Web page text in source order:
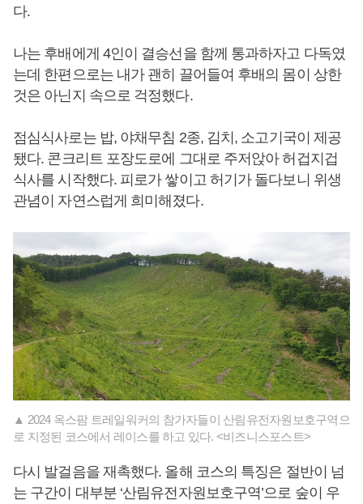
다.
나는 후배에게 4인이 결승선을 함께 통과하자고 다독였
는데 한편으로는 내가 괜히 끌어들여 후배의 몸이 상한
것은 아닌지 속으로 걱정했다.
점심식사로는 밥, 야채무침 2종, 김치, 소고기국이 제공
됐다. 콘크리트 포장도로에 그대로 주저앉아 허겁지겁
식사를 시작했다. 피로가 쌓이고 허기가 돌다보니 위생
관념이 자연스럽게 희미해졌다.
▲ 2024 옥스팜 트레일워커의 참가자들이 산림유전자원보호구역으
로 지정된 코스에서 레이스를 하고 있다. <비즈니스포스트>
다시 발걸음을 재촉했다. 올해 코스의 특징은 절반이 넘
는 구간이 대부분 ‘산림유전자원보호구역’으로 숲이 우